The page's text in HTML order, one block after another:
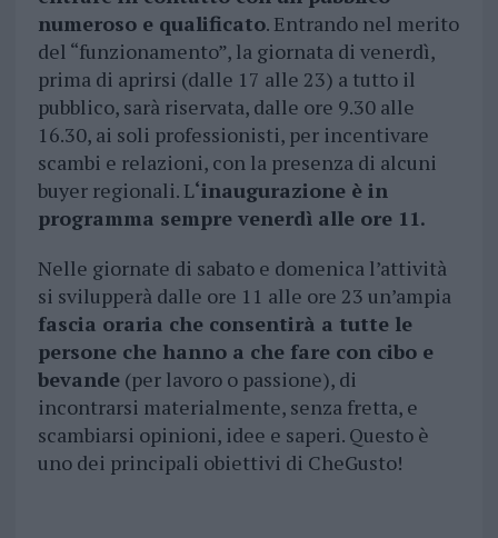
numeroso e qualificato. Entrando nel merito
del “funzionamento”, la giornata di venerdì,
prima di aprirsi (dalle 17 alle 23) a tutto il
pubblico, sarà riservata, dalle ore 9.30 alle
16.30, ai soli professionisti, per incentivare
scambi e relazioni, con la presenza di alcuni
buyer regionali. L‘inaugurazione è in
programma sempre venerdì alle ore 11.
Nelle giornate di sabato e domenica l’attività
si svilupperà dalle ore 11 alle ore 23 un’ampia
fascia oraria che consentirà a tutte le
persone che hanno a che fare con cibo e
bevande(per lavoro o passione), di
incontrarsi materialmente, senza fretta, e
scambiarsi opinioni, idee e saperi. Questo è
uno dei principali obiettivi di CheGusto!